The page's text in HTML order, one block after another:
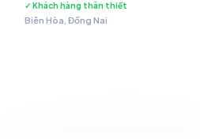
✓ Khách hàng thân thiết
Biên Hòa, Đồng Nai